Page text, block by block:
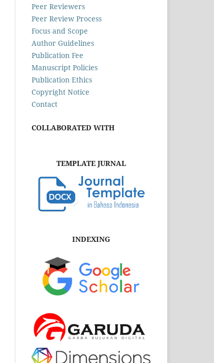
Peer Reviewers
Peer Review Process
Focus and Scope
Author Guidelines
Publication Fee
Manuscript Policies
Publication Ethics
Copyright Notice
Contact
COLLABORATED WITH
TEMPLATE JURNAL
INDEXING